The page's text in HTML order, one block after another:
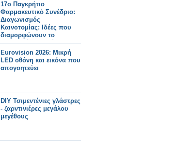
17ο Παγκρήτιο
Φαρμακευτικό Συνέδριο:
Διαγωνισμός
Καινοτομίας: Ιδέες που
διαμορφώνουν το
φαρμακείο του αύριο
Eurovision 2026: Μικρή
LED οθόνη και εικόνα που
απογοητεύει
DIY Τσιμεντένιες γλάστρες
- ζαρντινιέρες μεγάλου
μεγέθους